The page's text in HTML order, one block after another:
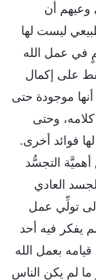
وعيهم أن
ليست لها
في عمل الله
على إكمال
موجودة حتى
وحتى
فوائد أخرى.
التجسُّد
العادي
إلى تولِّي عمل
يفكر فيه أحد
بعمل الله
ما لم يكن الناس